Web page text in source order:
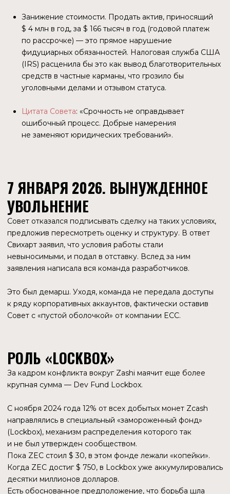
не «цифровой кэш», каким его задумывали. Пока это
выглядит как актив для долгосрочного хранения. Его
покупают, чтобы держать, а не чтобы тратить.
Низкая транзакционная активность при высокой цене —
это сигнал о том, что рынок ценит ZEC за потенциал
(дефицит предложения, халвинги), а не за текущую
полезность в розничной торговле. Инвесторы верят
управленческий хаос, пока протокол гарантирует
сохранность их средств.
В любой революции наступает момент, когда идеологи
уступают место спонсорам. В январе 2026 года Zcash
переживает именно этот этап. Пока разработчики
хлопают дверью, а «старая гвардия» спорит о морали,
контроль над активом переходит к холодным
и прагматичным финансовым гигантам.
Чтобы понять, почему Zcash стоит $ 400, а не $ 0, нужно
проследить путь денег, от спорного «налога на майнинг»
ЭРА LOCKBOX (С НОЯБРЯ 2024)
Это текущая реальность. После очередного халвинга
структура изменилась.
DEV FUND (ФОНД РАЗВИТИЯ)
После 2020 года модель стала демократичнее. Деньги
делились между ECC, Zcash Foundation и независимыми
грантами (ZCG).
FOUNDERS REWARD (НАГРАДА ОСНОВАТЕЛЕЙ)
В первые 4 года 20% всех монет уходили команде ECC и
мира, но вызывало критику за централизацию.
У Zcash всегда была уникальная, хоть и раздражающая
ОТ FOUNDERS REWARD К LOCKBOX